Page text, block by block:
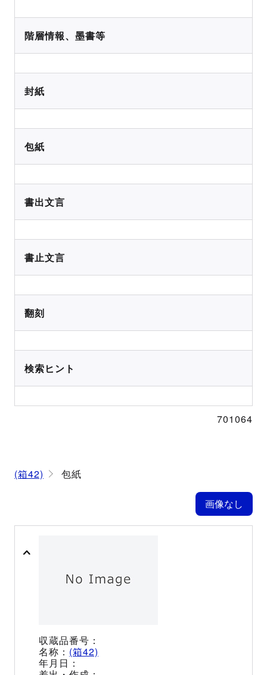
階層情報、墨書等
封紙
包紙
書出文言
書止文言
翻刻
検索ヒント
701064
(箱42) 包紙
(箱42)